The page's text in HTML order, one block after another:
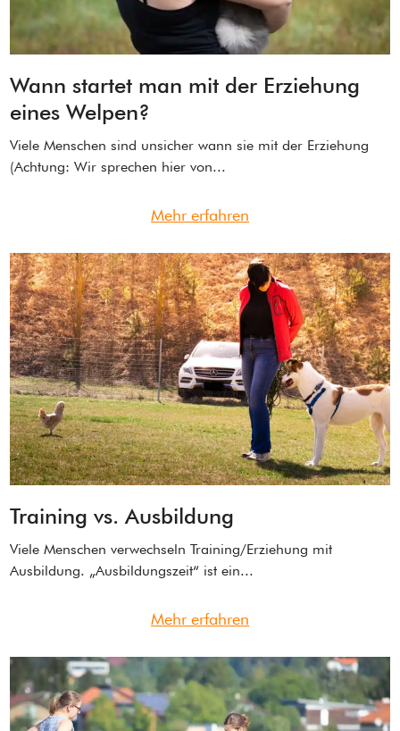
Wann startet man mit der Erziehung
eines Welpen?
Viele Menschen sind unsicher wann sie mit der Erziehung
(Achtung: Wir sprechen hier von...
Mehr erfahren
Training vs. Ausbildung
Viele Menschen verwechseln Training/Erziehung mit
Ausbildung. „Ausbildungszeit“ ist ein...
Mehr erfahren